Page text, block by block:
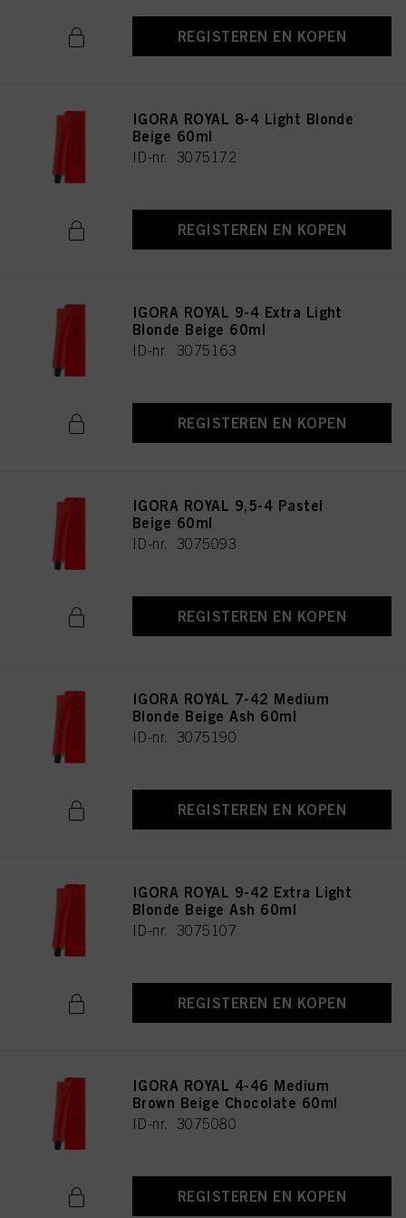
REGISTEREN EN KOPEN
IGORA ROYAL 8-4 Light Blonde
Beige 60ml
ID-nr. 3075172
REGISTEREN EN KOPEN
IGORA ROYAL 9-4 Extra Light
Blonde Beige 60ml
ID-nr. 3075163
REGISTEREN EN KOPEN
IGORA ROYAL 9,5-4 Pastel
Beige 60ml
ID-nr. 3075093
REGISTEREN EN KOPEN
IGORA ROYAL 7-42 Medium
Blonde Beige Ash 60ml
ID-nr. 3075190
REGISTEREN EN KOPEN
IGORA ROYAL 9-42 Extra Light
Blonde Beige Ash 60ml
ID-nr. 3075107
REGISTEREN EN KOPEN
IGORA ROYAL 4-46 Medium
Brown Beige Chocolate 60ml
ID-nr. 3075080
REGISTEREN EN KOPEN